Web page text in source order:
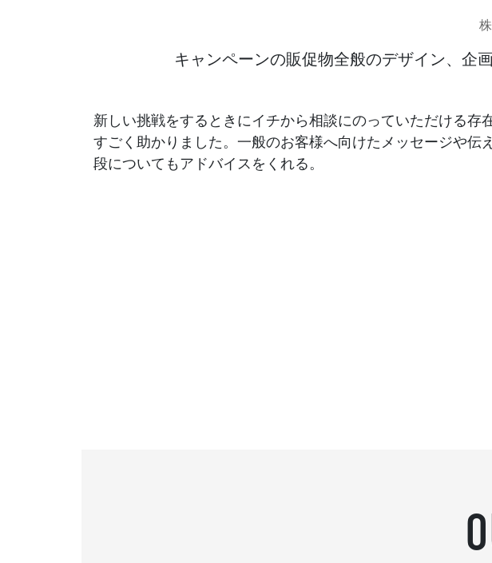
SDGsへの取り組みについ
PLANNING
トータルプロモーション
SHIPPING /
キャンペーンの販促物全般のデザイン、企
新しい挑戦をするときにイチから相談にのっていただける存在
すごく助かりました。一般のお客様へ向けたメッセージや伝
段についてもアドバイスをくれる。